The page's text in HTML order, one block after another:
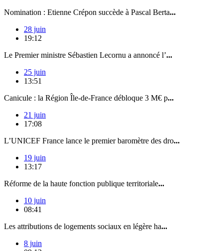
Nomination : Etienne Crépon succède à Pascal Berta...
28 juin
19:12
Le Premier ministre Sébastien Lecornu a annoncé l’...
25 juin
13:51
Canicule : la Région Île-de-France débloque 3 M€ p...
21 juin
17:08
L’UNICEF France lance le premier baromètre des dro...
19 juin
13:17
Réforme de la haute fonction publique territoriale...
10 juin
08:41
Les attributions de logements sociaux en légère ha...
8 juin